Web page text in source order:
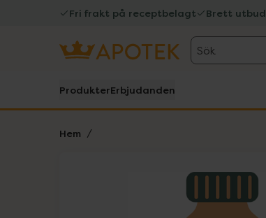
Fri frakt på receptbelagt Brett utbud
Sök
ProdukterErbjudanden
Hem
Lista: . Innehåller 1 objekt.